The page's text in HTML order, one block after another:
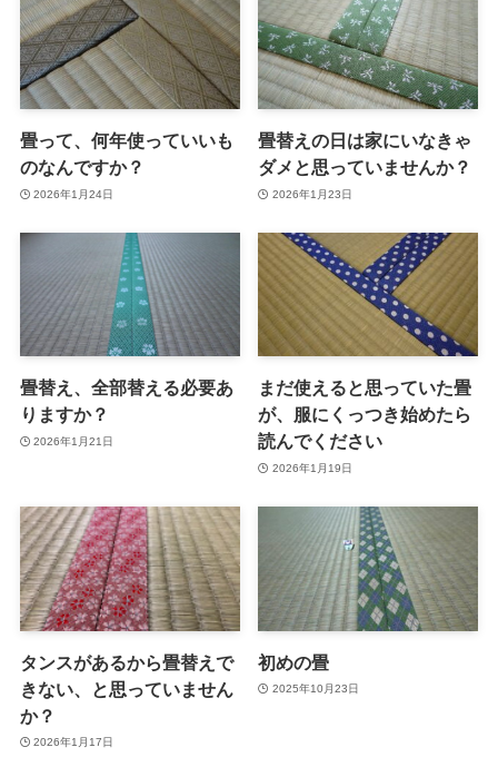
畳って、何年使っていいも
のなんですか？
2026年1月24日
畳替えの日は家にいなきゃ
ダメと思っていませんか？
2026年1月23日
畳替え、全部替える必要あ
りますか？
2026年1月21日
まだ使えると思っていた畳
が、服にくっつき始めたら
読んでください
2026年1月19日
タンスがあるから畳替えで
きない、と思っていません
か？
2026年1月17日
初めの畳
2025年10月23日